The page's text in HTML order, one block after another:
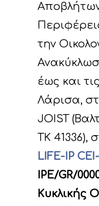
την
έως και
Λάρισα,
JOIST
ΤΚ 41336),
LIFE-IP
IPE/GR/
Κυκλικής